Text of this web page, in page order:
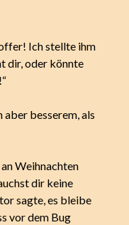
Ich stellte ihm
dir, oder könnte
aber besserem, als
an Weihnachten
dir keine
sagte, es bleibe
vor dem Bug